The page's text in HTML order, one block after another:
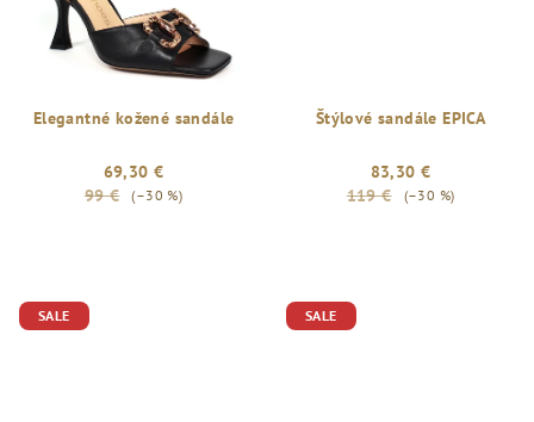
Elegantné kožené sandále
69,30 €
99 €
(–30 %)
Štýlové sandále EPICA
83,30 €
119 €
(–30 %)
SALE SALE